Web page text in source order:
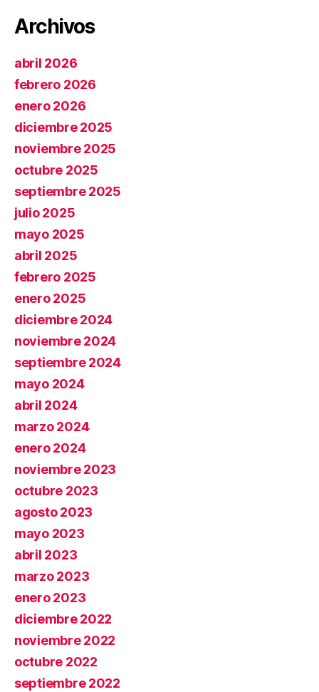
Archivos
abril 2026
febrero 2026
enero 2026
diciembre 2025
noviembre 2025
octubre 2025
septiembre 2025
julio 2025
mayo 2025
abril 2025
febrero 2025
enero 2025
diciembre 2024
noviembre 2024
septiembre 2024
mayo 2024
abril 2024
marzo 2024
enero 2024
noviembre 2023
octubre 2023
agosto 2023
mayo 2023
abril 2023
marzo 2023
enero 2023
diciembre 2022
noviembre 2022
octubre 2022
septiembre 2022